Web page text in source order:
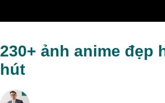
230+ ảnh anime đẹp
hút